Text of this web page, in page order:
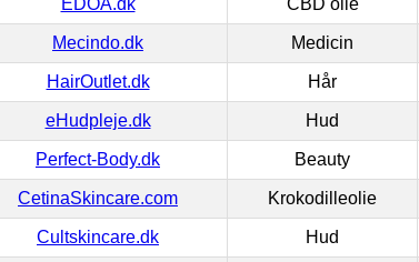
Mecindo.dk Medicin
HairOutlet.dk Hår
eHudpleje.dk Hud
Perfect-Body.dk Beauty
CetinaSkincare.com Krokodilleolie
Cultskincare.dk Hud